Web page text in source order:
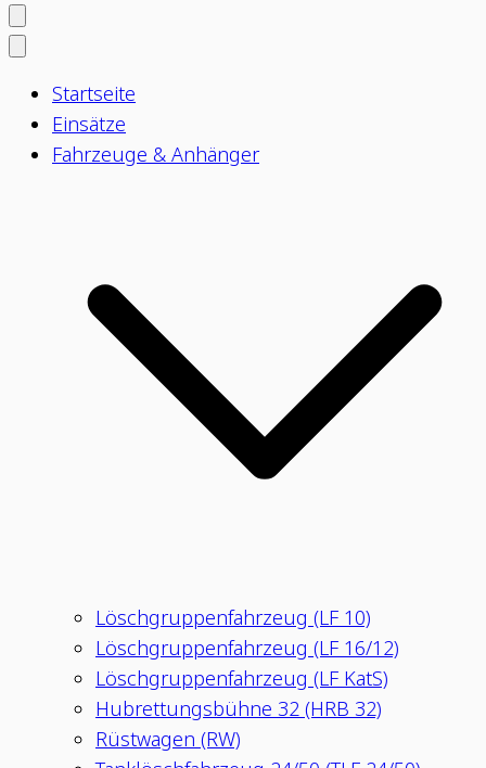
Startseite
Einsätze
Fahrzeuge & Anhänger
Löschgruppenfahrzeug (LF 10)
Löschgruppenfahrzeug (LF 16/12)
Löschgruppenfahrzeug (LF KatS)
Hubrettungsbühne 32 (HRB 32)
Rüstwagen (RW)